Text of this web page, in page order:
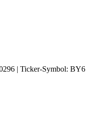
| Ticker-Symbol: BY6